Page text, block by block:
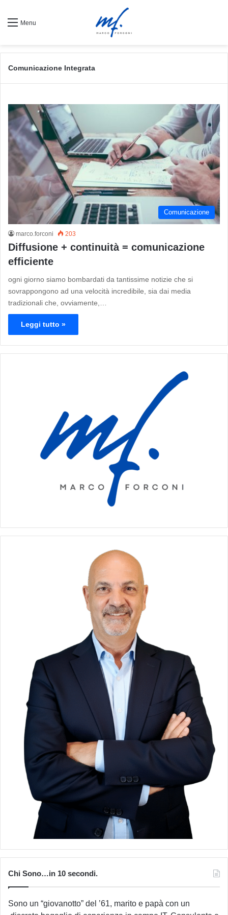
Menu
Comunicazione Integrata
Comunicazione
marco.forconi 203
Diffusione + continuità = comunicazione
efficiente
ogni giorno siamo bombardati da tantissime notizie che si
sovrappongono ad una velocità incredibile, sia dai media
tradizionali che, ovviamente,…
Leggi tutto »
Chi Sono…in 10 secondi.
Sono un “giovanotto” del ’61, marito e papà con un